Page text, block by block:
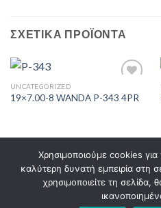
ΣΧΕΤΙΚΆ ΠΡΟΪΌΝΤΑ
UNCATEGORIZED
19×7.00-8 WANDA P-343 4PR
ΤΡΌΠΟΙ ΠΑΡΑΓΓΕΛΊΑΣ
ΤΡΌΠΟΙ ΠΛΗΡΩΜΉΣ
ΕΓΓΥΉΣΕΙΣ –
Χρησιμοποιούμε cookies
καλύτερη δυνατή εμπειρία στη
χρησιμοποιείτε τη